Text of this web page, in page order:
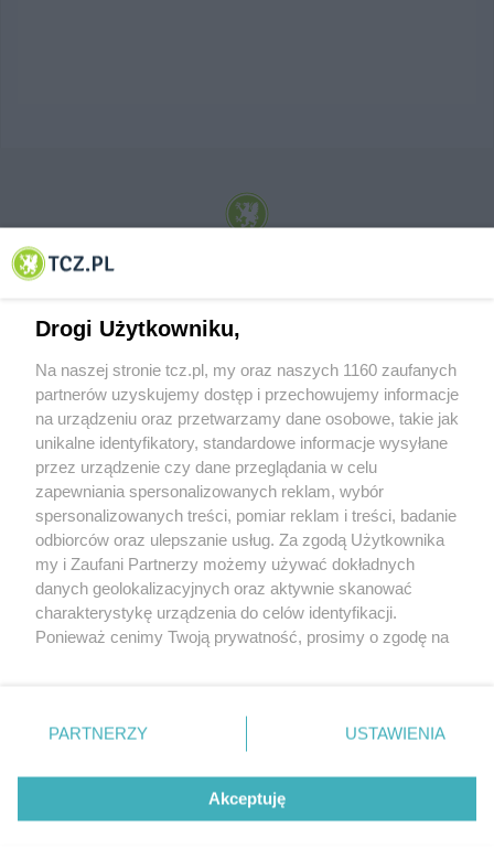
© 2001-2026 Tczew - TCZ.PL Sp. z o.o. Internetowy Serwis Informacyjny Miasta
O FIRMIE POLITYKA PRYWATNOŚCI HOSTING
REKLAMA WSPÓŁPRACA RSS FACEBOOK KONTAKT
Nasze serwisy
Aktualności
Tcz24
Historia miasta
Muzyka i kultura
Archiwum wydarzeń
Zdjęcia miasta
Drogi Użytkowniku,
Na naszej stronie tcz.pl, my oraz naszych 1160 zaufanych
partnerów uzyskujemy dostęp i przechowujemy informacje
na urządzeniu oraz przetwarzamy dane osobowe, takie jak
unikalne identyfikatory, standardowe informacje wysyłane
przez urządzenie czy dane przeglądania w celu
zapewniania spersonalizowanych reklam, wybór
spersonalizowanych treści, pomiar reklam i treści, badanie
odbiorców oraz ulepszanie usług. Za zgodą Użytkownika
my i Zaufani Partnerzy możemy używać dokładnych
danych geolokalizacyjnych oraz aktywnie skanować
charakterystykę urządzenia do celów identyfikacji.
Ponieważ cenimy Twoją prywatność, prosimy o zgodę na
znajdujący się w lewym dolnym rogu strony
. Niektóre
przetwarzaniu. Preferencje będą miały zastosowania tylko
PARTNERZY USTAWIENIA
Akceptuję